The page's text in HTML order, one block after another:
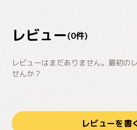
レビュー(0件)
レビューはまだありません。最初の
せんか？
レビューを書